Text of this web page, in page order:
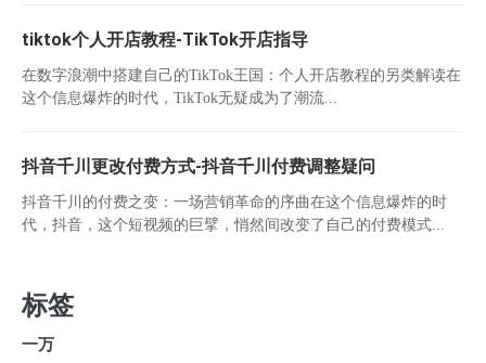
tiktok个人开店教程-TikTok开店指导
在数字浪潮中搭建自己的TikTok王国：个人开店教程的另类解读在
这个信息爆炸的时代，TikTok无疑成为了潮流...
抖音千川更改付费方式-抖音千川付费调整疑问
抖音千川的付费之变：一场营销革命的序曲在这个信息爆炸的时
代，抖音，这个短视频的巨擘，悄然间改变了自己的付费模式...
标签
一万